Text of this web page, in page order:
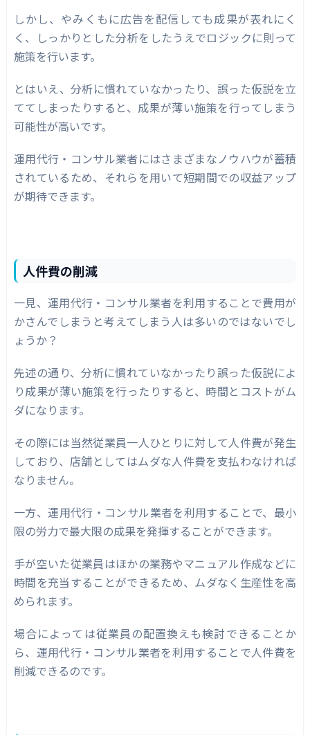
しかし、やみくもに広告を配信しても成果が表れにく
く、しっかりとした分析をしたうえでロジックに則って
施策を行います。
とはいえ、分析に慣れていなかったり、誤った仮説を立
ててしまったりすると、成果が薄い施策を行ってしまう
可能性が高いです。
運用代行・コンサル業者にはさまざまなノウハウが蓄積
されているため、それらを用いて短期間での収益アップ
が期待できます。
人件費の削減
一見、運用代行・コンサル業者を利用することで費用が
かさんでしまうと考えてしまう人は多いのではないでし
ょうか？
先述の通り、分析に慣れていなかったり誤った仮説によ
り成果が薄い施策を行ったりすると、時間とコストがム
ダになります。
その際には当然従業員一人ひとりに対して人件費が発生
しており、店舗としてはムダな人件費を支払わなければ
なりません。
一方、運用代行・コンサル業者を利用することで、最小
限の労力で最大限の成果を発揮することができます。
手が空いた従業員はほかの業務やマニュアル作成などに
時間を充当することができるため、ムダなく生産性を高
められます。
場合によっては従業員の配置換えも検討できることか
ら、運用代行・コンサル業者を利用することで人件費を
削減できるのです。